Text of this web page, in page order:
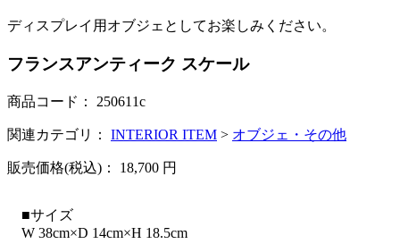
ディスプレイ用オブジェとしてお楽しみください。
フランスアンティーク スケール
商品コード： 250611c
関連カテゴリ： INTERIOR ITEM > オブジェ・その他
販売価格(税込)： 18,700 円
■サイズ
W 38cm×D 14cm×H 18.5cm